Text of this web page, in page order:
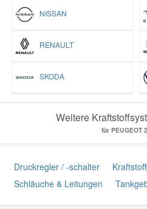
NISSAN
RENAULT
SKODA
Weitere
für PEUGEOT
Druckregler / -schalter
Schläuche & Leitungen